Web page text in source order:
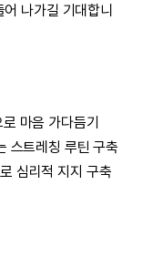
나가길 기대합니
마음 가다듬기
스트레칭 루틴 구축
심리적 지지 구축